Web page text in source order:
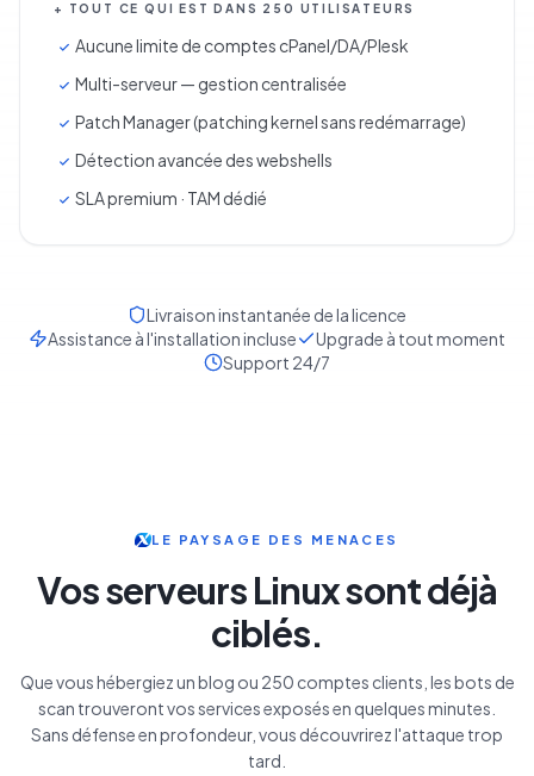
+ TOUT CE QUI EST DANS 250 UTILISATEURS
Aucune limite de comptes cPanel/DA/Plesk
Multi-serveur — gestion centralisée
Patch Manager (patching kernel sans redémarrage)
Détection avancée des webshells
SLA premium · TAM dédié
Livraison instantanée de la licence
Assistance à l'installation incluse
Upgrade à tout moment
Support 24/7
LE PAYSAGE DES MENACES
Vos serveurs Linux sont déjà
ciblés.
Que vous hébergiez un blog ou 250 comptes clients, les bots de
scan trouveront vos services exposés en quelques minutes.
Sans défense en profondeur, vous découvrirez l'attaque trop
tard.